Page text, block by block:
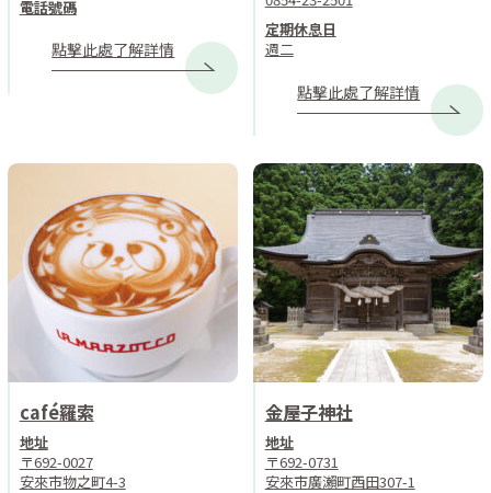
電話號碼
點擊此處了解詳情
定期休息日
週二
點擊此處了解詳情
café羅索
地址
〒692-0027
安來市物之町4-3
金屋子神社
地址
〒692-0731
安來市廣瀨町西田307-1